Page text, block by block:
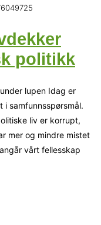
politikk
lupen Idag er
i samfunnsspørsmål.
liv er korrupt,
mer og mindre mistet
vårt fellesskap